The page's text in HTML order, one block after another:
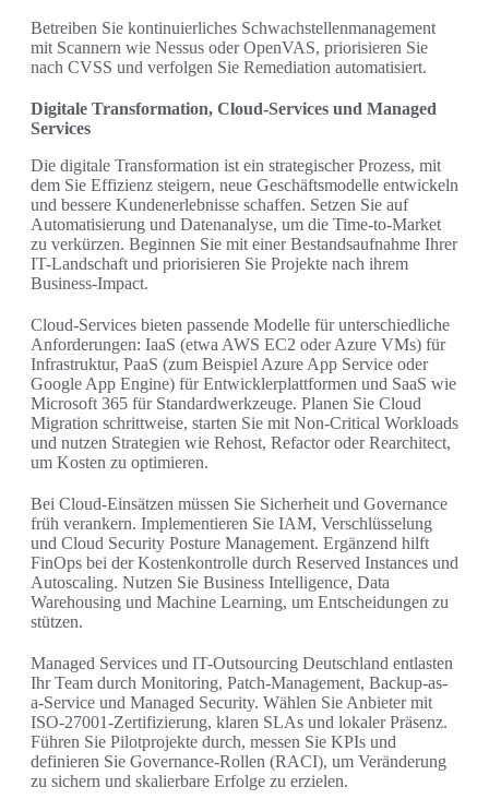
Betreiben Sie kontinuierliches Schwachstellenmanagement
mit Scannern wie Nessus oder OpenVAS, priorisieren Sie
nach CVSS und verfolgen Sie Remediation automatisiert.
Digitale Transformation, Cloud-Services und Managed
Services
Die digitale Transformation ist ein strategischer Prozess, mit
dem Sie Effizienz steigern, neue Geschäftsmodelle entwickeln
und bessere Kundenerlebnisse schaffen. Setzen Sie auf
Automatisierung und Datenanalyse, um die Time-to-Market
zu verkürzen. Beginnen Sie mit einer Bestandsaufnahme Ihrer
IT-Landschaft und priorisieren Sie Projekte nach ihrem
Business-Impact.
Cloud-Services bieten passende Modelle für unterschiedliche
Anforderungen: IaaS (etwa AWS EC2 oder Azure VMs) für
Infrastruktur, PaaS (zum Beispiel Azure App Service oder
Google App Engine) für Entwicklerplattformen und SaaS wie
Microsoft 365 für Standardwerkzeuge. Planen Sie Cloud
Migration schrittweise, starten Sie mit Non-Critical Workloads
und nutzen Strategien wie Rehost, Refactor oder Rearchitect,
um Kosten zu optimieren.
Bei Cloud-Einsätzen müssen Sie Sicherheit und Governance
früh verankern. Implementieren Sie IAM, Verschlüsselung
und Cloud Security Posture Management. Ergänzend hilft
FinOps bei der Kostenkontrolle durch Reserved Instances und
Autoscaling. Nutzen Sie Business Intelligence, Data
Warehousing und Machine Learning, um Entscheidungen zu
stützen.
Managed Services und IT-Outsourcing Deutschland entlasten
Ihr Team durch Monitoring, Patch-Management, Backup-as-
a-Service und Managed Security. Wählen Sie Anbieter mit
ISO-27001-Zertifizierung, klaren SLAs und lokaler Präsenz.
Führen Sie Pilotprojekte durch, messen Sie KPIs und
definieren Sie Governance-Rollen (RACI), um Veränderung
zu sichern und skalierbare Erfolge zu erzielen.